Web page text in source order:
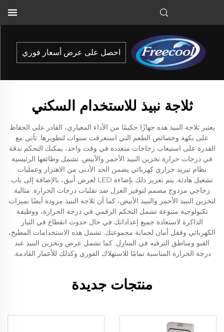
احصل على عرض أسعار فوري
ثلاجة نبيذ للاستخدام السكني
يعتبر ثلاجة النبيذ هذه جهازًا حكيمًا من الأداء المعياري، القادر على الحفاظ
على نكهة وخصائص الطعم التي استغرقت سنوات لتطويرها. تأتي مع
القدرة على استيعاب زجاجات متعددة في وقت واحد، يمكنك التحكم بدقة
في درجات حرارة تخزين النبيذ الأحمر والأبيض. تشمل وظائفها الرئيسية
نظام تبريد حراري كهربائي يضمن الحد الأدنى من الاهتزاز وعمليات
تشغيل هادئة. يتم تعزيز ذلك بإضاءة LED لعرض أنيق، بالإضافة إلى باب
زجاجي مزدوج مصمم لتوفير العزل ضد تقلبات درجات الحرارة. مثالية
لتخزين النبيذ الأحمر والنبيذ الأبيض، كما أن ثلاجة النبيذ مزودة أيضًا بميزات
تكنولوجية متنوعة تشمل التحكم الرقمي في درجة الحرارة، ووظيفة
الذاكرة لاستعادة جميع إعداداتك في حال حدوث انقطاع في التيار
الكهربائي وقفل أمان لحماية مجموعتك. تشمل هذه الاستخدامات المطبخ،
القبو ومناطق الترفيه في المنازل. كما تشمل عرض وتخزين النبيذ عند
درجة الحرارة المناسبة تمامًا للاستهلاك الفوري وكذلك للأعمار القادمة.
منتجات جديدة